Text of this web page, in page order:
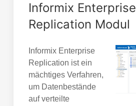
Informix Enterprise
Replication Modul
Informix Enterprise
Replication ist ein
mächtiges Verfahren,
um Datenbestände
auf verteilte